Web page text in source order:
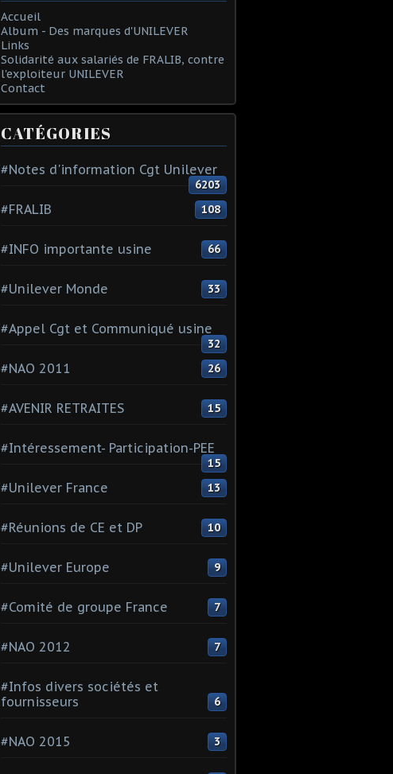
Accueil
Album - Des marques d'UNILEVER
Links
Solidarité aux salariés de FRALIB, contre
l'exploiteur UNILEVER
Contact
CATÉGORIES
#Notes d'information Cgt Unilever
6203
#FRALIB 108
#INFO importante usine 66
#Unilever Monde 33
#Appel Cgt et Communiqué usine
32
#NAO 2011 26
#AVENIR RETRAITES 15
#Intéressement- Participation-PEE
15
#Unilever France 13
#Réunions de CE et DP 10
#Unilever Europe 9
#Comité de groupe France 7
#NAO 2012 7
#Infos divers sociétés et
fournisseurs
6
#NAO 2015 3